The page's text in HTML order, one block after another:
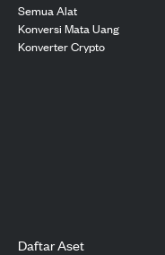
Semua Alat
Konversi Mata Uang
Konverter Crypto
Daftar Aset